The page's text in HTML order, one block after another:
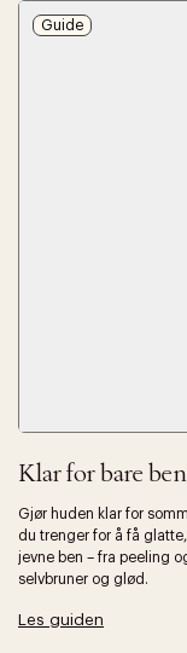
Guide
Klar for bare ben
Gjør huden klar for
du trenger for å få
jevne ben – fra peeling
selvbruner og glød.
Les guiden